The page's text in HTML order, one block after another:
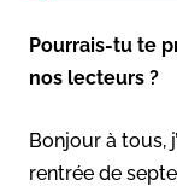
Pourrais-tu te
nos lecteurs ?
Bonjour à tous,
rentrée de